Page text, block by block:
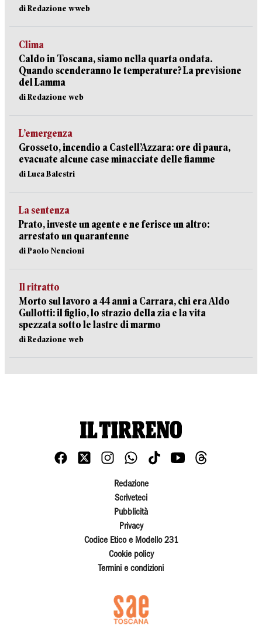
di Redazione wweb
Clima
Caldo in Toscana, siamo nella quarta ondata.
Quando scenderanno le temperature? La previsione
del Lamma
di Redazione web
L’emergenza
Grosseto, incendio a Castell’Azzara: ore di paura,
evacuate alcune case minacciate delle fiamme
di Luca Balestri
La sentenza
Prato, investe un agente e ne ferisce un altro:
arrestato un quarantenne
di Paolo Nencioni
Il ritratto
Morto sul lavoro a 44 anni a Carrara, chi era Aldo
Gullotti: il figlio, lo strazio della zia e la vita
spezzata sotto le lastre di marmo
di Redazione web
Redazione
Scriveteci
Pubblicità
Privacy
Codice Etico e Modello 231
Cookie policy
Termini e condizioni